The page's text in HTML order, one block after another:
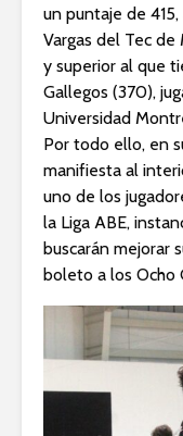
un puntaje de
Vargas del Tec
y superior al que
Gallegos (370),
Universidad
Por todo ello, en
manifiesta al
uno de los
la Liga ABE,
buscarán mejorar
boleto a los Ocho